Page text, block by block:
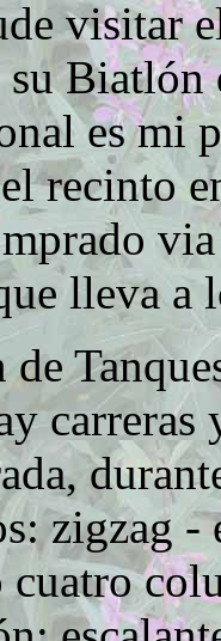
visitar
su
es mi
recinto
lleva a
carreras
zigzag -
cuatro